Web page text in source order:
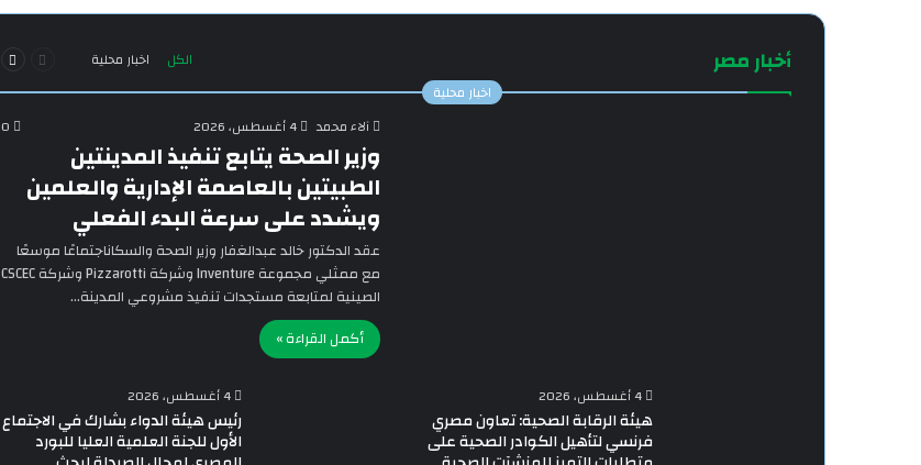
أخبار مصر الكل اخبار محلية
الصفحة
اخبار محلية
آلاء محمد
4 أغسطس، 2026 0
وزير الصحة يتابع تنفيذ المدينتين
الطبيتين بالعاصمة الإدارية والعلمين
ويشدد على سرعة البدء الفعلي
‎عقد الدكتور خالد عبدالغفار وزير الصحة والسكاناجتماعًا موسعًا
مع ممثلي مجموعة Inventure وشركة Pizzarotti وشركة CSCEC
الصينية لمتابعة مستجدات تنفيذ مشروعي المدينة…
أكمل القراءة »
4 أغسطس، 2026
هيئة الرقابة الصحية: تعاون مصري
فرنسي لتأهيل الكوادر الصحية على
4 أغسطس، 2026
رئيس هيئة الدواء بشارك في الاجتماع
الأول للجنة العلمية العليا للبورد